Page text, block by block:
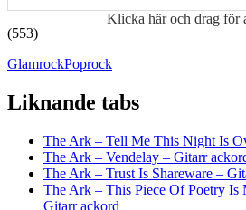
Klicka här och drag för
(553)
GlamrockPoprock
Liknande tabs
The Ark – Tell Me This Night Is
The Ark – Vendelay – Gitarr
The Ark – Trust Is Shareware –
The Ark – This Piece Of Poetry Is
Gitarr ackord